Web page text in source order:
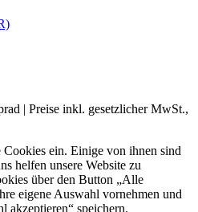
| Preise inkl. gesetzlicher MwSt.,
Cookies ein. Einige von ihnen sind
helfen unsere Website zu
über den Button „Alle
eigene Auswahl vornehmen und
akzeptieren“ speichern.